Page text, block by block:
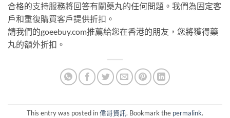
合格的支持服務將回答有關藥丸的任何問題。我們為固定客
戶和重復購買客戶提供折扣。
請我們的goeebuy.com推薦給您在香港的朋友，您將獲得藥
丸的額外折扣。
This entry was posted in偉哥資訊. Bookmark the permalink.